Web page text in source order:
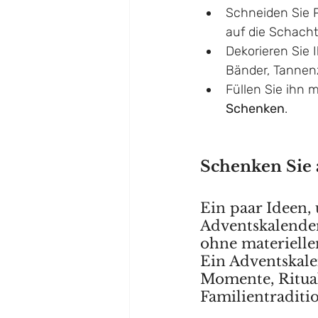
Schneiden Sie
auf die
Dekorieren Sie
Bänder,
Füllen Sie ihn
Schenken.
Schenken
Ein paar Ideen,
ohne
Ein
Momente,